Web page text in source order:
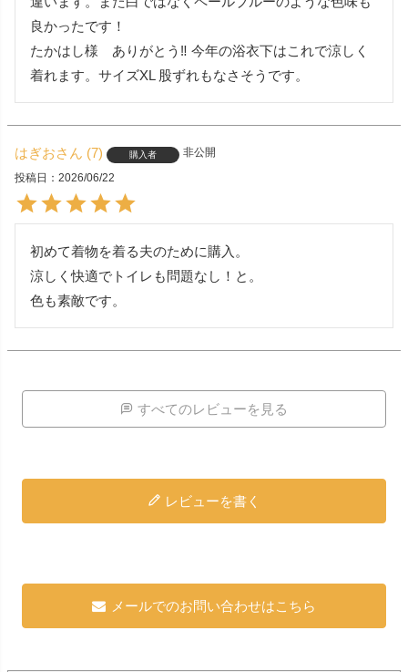
良かったです！
たかはし様　ありがとう‼️ 今年の浴衣下はこれで涼しく
着れます。サイズXL 股ずれもなさそうです。
はぎお 7 購入者
非公開
投稿日
2026/06/22
初めて着物を着る夫のために購入。
涼しく快適でトイレも問題なし！と。
色も素敵です。
すべてのレビューを見る
レビューを書く
メールでのお問い合わせはこちら